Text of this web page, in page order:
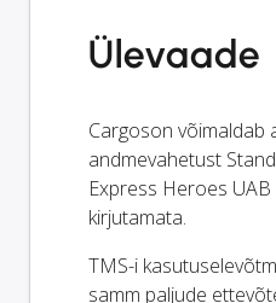
Ülevaade
Cargoson võimaldab
andmevahetust
Express Heroes
kirjutamata.
TMS-i
samm paljude